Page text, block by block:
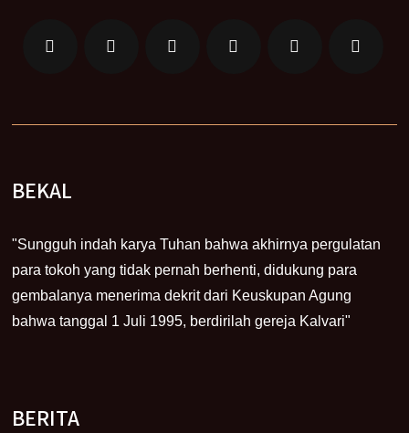
BEKAL
"Sungguh indah karya Tuhan bahwa akhirnya pergulatan
para tokoh yang tidak pernah berhenti, didukung para
gembalanya menerima dekrit dari Keuskupan Agung
bahwa tanggal 1 Juli 1995, berdirilah gereja Kalvari"
BERITA